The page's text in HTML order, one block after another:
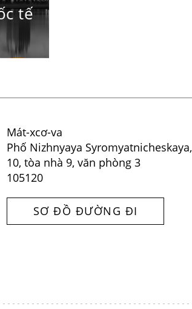
tế
Mát-xcơ-va
Phố Nizhnyaya Syromyatnicheskaya,
10, tòa nhà 9, văn phòng 3
105120
SƠ ĐỒ ĐƯỜNG ĐI